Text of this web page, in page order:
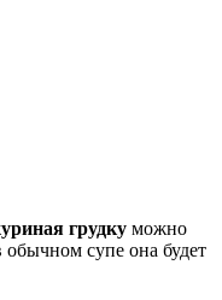
грудкуможно
супе она будет